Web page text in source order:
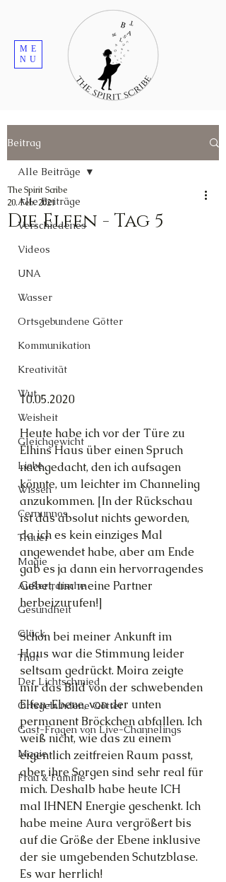
ME
NU
Beitrag
Alle Beiträge
Verschiedenes
Videos
UNA
Wasser
Ortsgebundene Götter
Kommunikation
Kreativität
Wut
Weisheit
Gleichgewicht
Liebe
Wissen
Cernunnos
Trauer
Magie
Außerirdische
Gesundheit
Glück
Thot
Der Lichtschmied
Ortsgebundene Götter
Gast-Fragen von Live-Channelings
Magie
Frau & Familie
Alle Beiträge
Die Elfen - Tag 5
The Spirit Scribe
20. Feb. 2021
10.05.2020
Heute habe ich vor der Türe zu
Elhins Haus über einen Spruch
nachgedacht, den ich aufsagen
könnte, um leichter im Channeling
anzukommen. [In der Rückschau
ist das absolut nichts geworden,
da ich es kein einziges Mal
angewendet habe, aber am Ende
gab es ja dann ein hervorragendes
Gebet, um meine Partner
herbeizurufen!]
Schon bei meiner Ankunft im
Haus war die Stimmung leider
seltsam gedrückt. Moira zeigte
mir das Bild von der schwebenden
Elfen-Ebene, von der unten
permanent Bröckchen abfallen. Ich
weiß nicht, wie das zu einem
eigentlich zeitfreien Raum passt,
aber ihre Sorgen sind sehr real für
mich. Deshalb habe heute ICH
mal IHNEN Energie geschenkt. Ich
habe meine Aura vergrößert bis
auf die Größe der Ebene inklusive
der sie umgebenden Schutzblase.
Es war herrlich!